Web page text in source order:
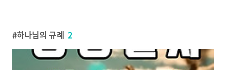
하나님의 규례 2